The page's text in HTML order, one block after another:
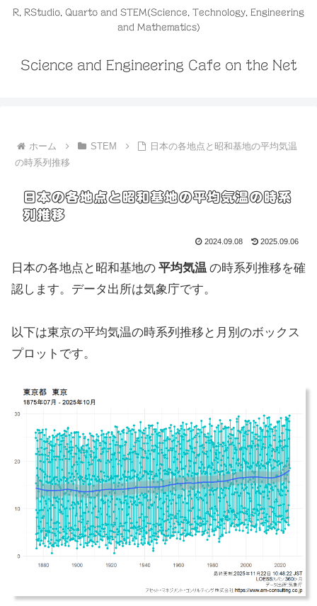
R, RStudio, Quarto and STEM(Science, Technology, Engineering
and Mathematics)
Science and Engineering Cafe on the Net
ホーム STEM
日本の各地点と昭和基地の平均気温
の時系列推移
日本の各地点と昭和基地の平均気温の時系
列推移
2024.09.08 2025.09.06
日本の各地点と昭和基地の平均気温の時系列推移を確
認します。データ出所は気象庁です。
以下は東京の平均気温の時系列推移と月別のボックス
プロットです。